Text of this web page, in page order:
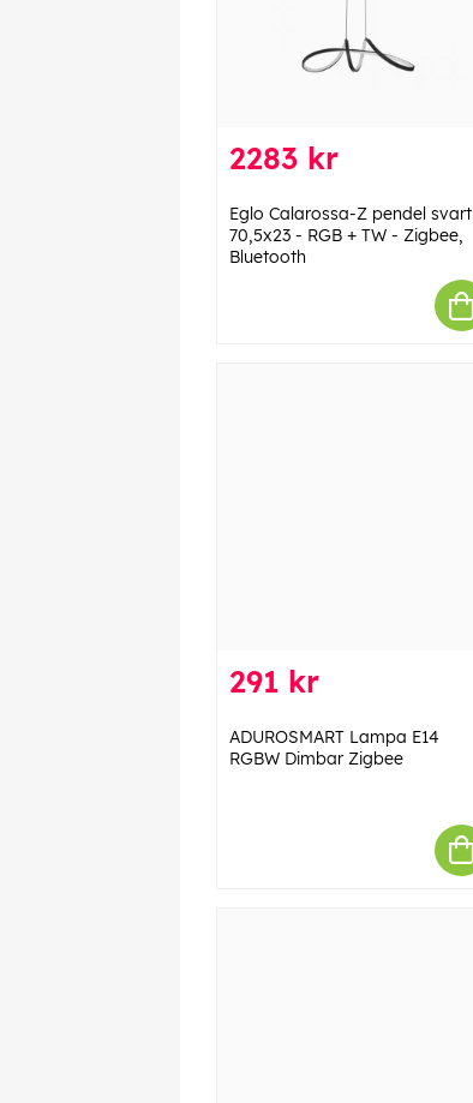
2283 kr
Eglo Calarossa-Z pendel svart
70,5x23 - RGB + TW - Zigbee,
Bluetooth
291 kr
ADUROSMART Lampa E14
RGBW Dimbar Zigbee